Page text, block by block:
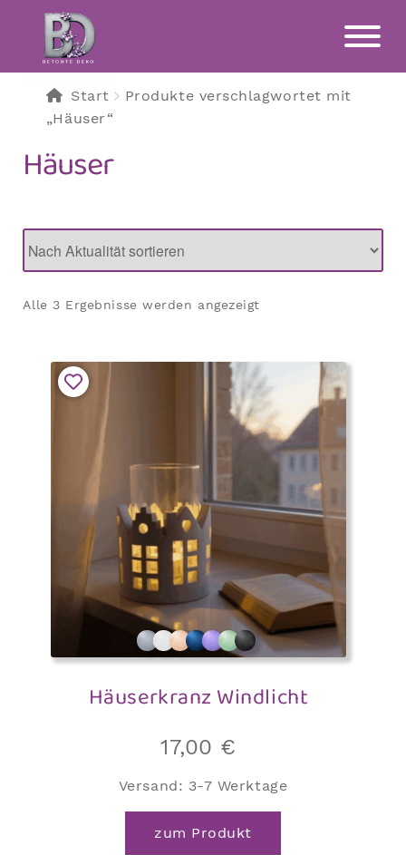
Navigation
springen
Inhalt
springen
Start
Produkte verschlagwortet mit
„Häuser“
Häuser
Alle 3 Ergebnisse werden angezeigtNach
Häuserkranz Windlicht
17,00 €
Versand: 3-7 Werktage
zum Produkt